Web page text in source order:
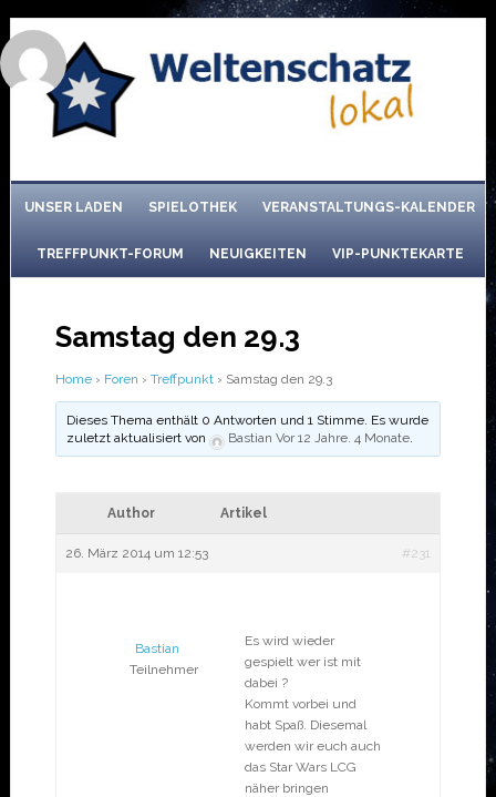
UNSER LADEN SPIELOTHEK VERANSTALTUNGS-KALENDER
TREFFPUNKT-FORUM NEUIGKEITEN VIP-PUNKTEKARTE
Samstag den 29.3
Home › Foren › Treffpunkt › Samstag den 29.3
Dieses Thema enthält 0 Antworten und 1 Stimme. Es wurde
zuletzt aktualisiert von
Bastian Vor 12 Jahre. 4 Monate.
Author Artikel
26. März 2014 um 12:53 #231
Bastian
Teilnehmer
Es wird wieder
gespielt wer ist mit
dabei ?
Kommt vorbei und
habt Spaß. Diesemal
werden wir euch auch
das Star Wars LCG
näher bringen